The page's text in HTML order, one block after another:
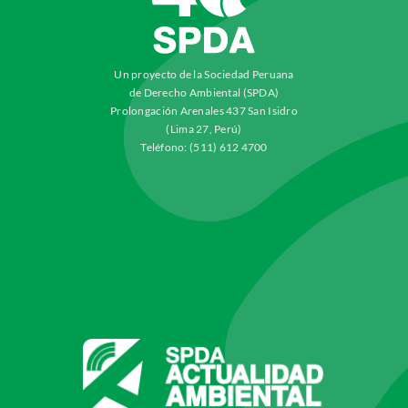
Un proyecto de la Sociedad Peruana
de Derecho Ambiental (SPDA)
Prolongación Arenales 437 San Isidro
(Lima 27, Perú)
Teléfono: (511) 612 4700